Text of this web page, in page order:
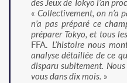
des Jeux de Tokyo l’an
«Collectivement, on n’a
n’a pas préparé ce
préparer Tokyo, et tous
FFA. L’histoire nous
analyse détaillée de ce
disparu subitement.
vous dans dix mois. »